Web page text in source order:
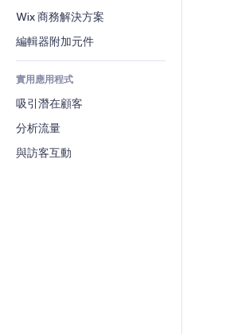
食品及飲料
新聞
內容服務
橫幅與徽章
計算機
搜尋
天氣
圖表與表格
電話
社群
評價與推薦
CRM
Wix 商務解決方案
編輯器附加元件
實用應用程式
吸引潛在顧客
分析流量
與訪客互動